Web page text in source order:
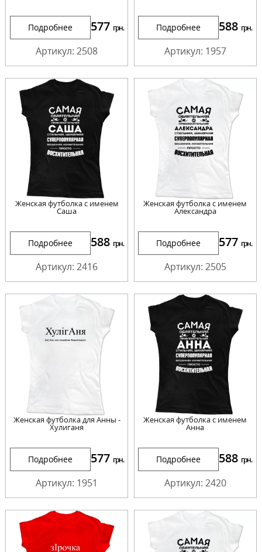
Подробнее 577 грн.
Артикул: 2508
Подробнее 588 грн.
Артикул: 1957
Женская футболка с именем
Саша
Подробнее 588 грн.
Артикул: 2416
Женская футболка с именем
Александра
Подробнее 577 грн.
Артикул: 2505
Женская футболка для Анны -
Хулиганя
Подробнее 577 грн.
Артикул: 1951
Женская футболка с именем
Анна
Подробнее 588 грн.
Артикул: 2420